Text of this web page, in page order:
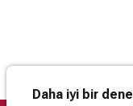
Daha iyi bir